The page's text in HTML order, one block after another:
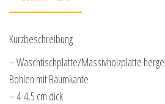
Kurzbeschreibung
– Waschtischplatte/Massivholzplatte
Bohlen mit Baumkante
– 4-4,5 cm dick